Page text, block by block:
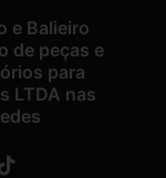
e Balieiro
de peças e
para
LTDA nas